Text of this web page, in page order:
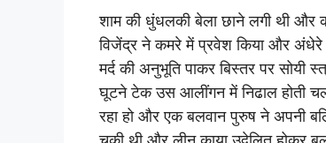
शाम की धुंधलकी बेला छाने लगी थी और
विजेंद्र ने कमरे में प्रवेश किया और अंधेरे
मर्द की अनुभूति पाकर बिस्तर पर सोयी
घूटने टेक उस आलींगन में निढाल होती
रहा हो और एक बलवान पुरुष ने अपनी